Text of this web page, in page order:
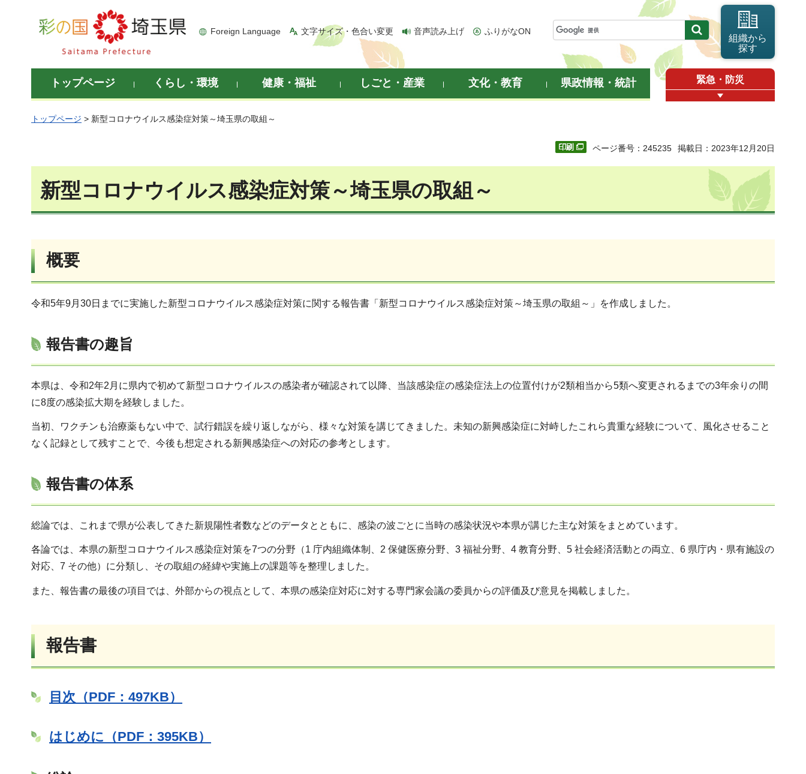
彩の国 埼玉県
Foreign Language 文字サイズ・色合い変更 音声読み上げ ふりがなON
組織から
探す
トップページ くらし・環境 健康・福祉 しごと・産業 文化・教育 県政情報・統計 緊急・防災
トップページ > 新型コロナウイルス感染症対策～埼玉県の取組～
ページ番号：245235 掲載日：2023年12月20日
新型コロナウイルス感染症対策～埼玉県の取組～
概要
令和5年9月30日までに実施した新型コロナウイルス感染症対策に関する報告書「新型コロナウイルス感染症対策～埼玉県の取組～」を作成しました。
報告書の趣旨
本県は、令和2年2月に県内で初めて新型コロナウイルスの感染者が確認されて以降、当該感染症の感染症法上の位置付けが2類相当から5類へ変更されるまでの3年余りの間
に8度の感染拡大期を経験しました。
当初、ワクチンも治療薬もない中で、試行錯誤を繰り返しながら、様々な対策を講じてきました。未知の新興感染症に対峙したこれら貴重な経験について、風化させること
なく記録として残すことで、今後も想定される新興感染症への対応の参考とします。
報告書の体系
総論では、これまで県が公表してきた新規陽性者数などのデータとともに、感染の波ごとに当時の感染状況や本県が講じた主な対策をまとめています。
各論では、本県の新型コロナウイルス感染症対策を7つの分野（1 庁内組織体制、2 保健医療分野、3 福祉分野、4 教育分野、5 社会経済活動との両立、6 県庁内・県有施設の
対応、7 その他）に分類し、その取組の経緯や実施上の課題等を整理しました。
また、報告書の最後の項目では、外部からの視点として、本県の感染症対応に対する専門家会議の委員からの評価及び意見を掲載しました。
報告書
目次（PDF：497KB）
はじめに（PDF：395KB）